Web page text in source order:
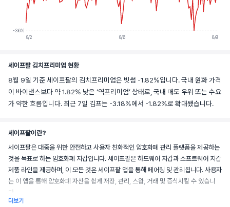
-3.6%
8/2
8/6 8/9
세이프팔 김치프리미엄 현황
8월 9일 기준 세이프팔의 김치프리미엄은 빗썸 -1.82%입니다. 국내 원화 가격
이 바이낸스보다 약 1.82% 낮은 ‘역프리미엄’ 상태로, 국내 매도 우위 또는 수요
가 약한 흐름입니다. 최근 7일 김프는 -3.18%에서 -1.82%로 확대됐습니다.
세이프팔이란?
세이프팔은 대중을 위한 안전하고 사용자 친화적인 암호화폐 관리 플랫폼을 제공하는
것을 목표로 하는 암호화폐 지갑입니다. 세이프팔은 하드웨어 지갑과 소프트웨어 지갑
제품 라인을 제공하며, 이 모든 것은 세이프팔 앱을 통해 페어링 및 관리됩니다. 사용자
는 이 앱을 통해 암호화폐 자산을 쉽게 저장, 관리, 스왑, 거래 및 증식시킬 수 있습니
다.
더보기